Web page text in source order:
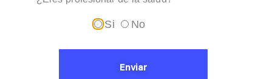
Si No
Enviar